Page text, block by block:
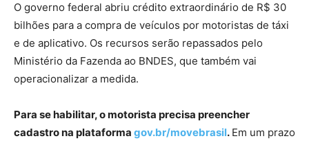
O governo federal abriu crédito extraordinário de R$ 30
bilhões para a compra de veículos por motoristas de táxi
e de aplicativo. Os recursos serão repassados pelo
Ministério da Fazenda ao BNDES, que também vai
operacionalizar a medida.
Para se habilitar, o motorista precisa preencher
cadastro na plataforma gov.br/movebrasil. Em um prazo